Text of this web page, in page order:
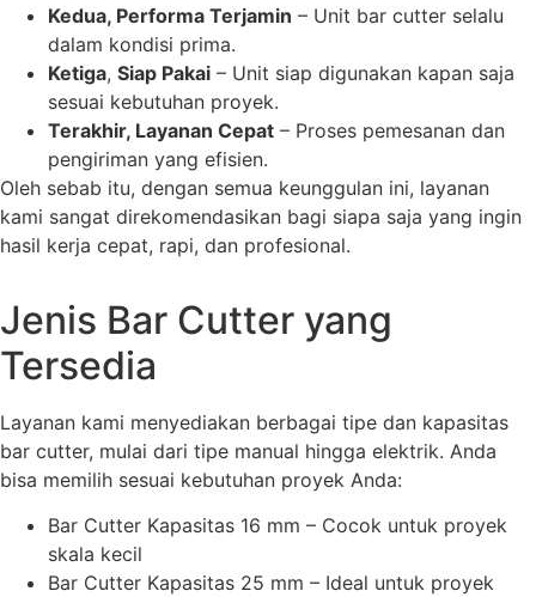
Kedua, Performa Terjamin – Unit bar cutter selalu
dalam kondisi prima.
Ketiga, Siap Pakai – Unit siap digunakan kapan saja
sesuai kebutuhan proyek.
Terakhir, Layanan Cepat – Proses pemesanan dan
pengiriman yang efisien.
Oleh sebab itu, dengan semua keunggulan ini, layanan
kami sangat direkomendasikan bagi siapa saja yang ingin
hasil kerja cepat, rapi, dan profesional.
Jenis Bar Cutter yang
Tersedia
Layanan kami menyediakan berbagai tipe dan kapasitas
bar cutter, mulai dari tipe manual hingga elektrik. Anda
bisa memilih sesuai kebutuhan proyek Anda:
Bar Cutter Kapasitas 16 mm – Cocok untuk proyek
skala kecil
Bar Cutter Kapasitas 25 mm – Ideal untuk proyek